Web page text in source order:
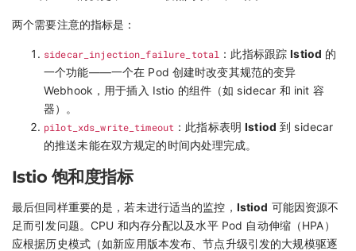
两个需要注意的指标是：
sidecar_injection_failure_total ：此指标跟踪Istiod 的
一个功能——一个在 Pod 创建时改变其规范的变异
Webhook，用于插入 Istio 的组件（如 sidecar 和 init 容
器）。
pilot_xds_write_timeout ：此指标表明Istiod 到 sidecar
的推送未能在双方规定的时间内处理完成。
Istio 饱和度指标
最后但同样重要的是，若未进行适当的监控， Istiod 可能因资源不
足而引发问题。CPU 和内存分配以及水平 Pod 自动伸缩（HPA）
应根据历史模式（如新应用版本发布、节点升级引发的大规模驱逐